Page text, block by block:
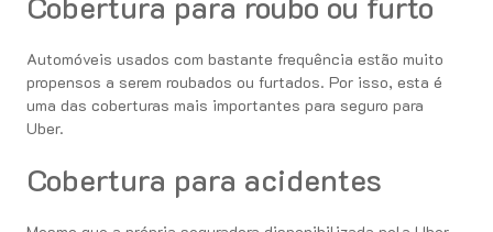
Automóveis usados com bastante frequência estão muito
propensos a serem roubados ou furtados. Por isso, esta é
uma das coberturas mais importantes para seguro para
Uber.
Cobertura para acidentes